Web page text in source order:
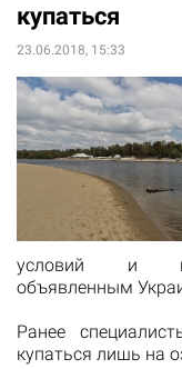
купаться
23.06.2018, 15:33
условий и
объявленным
Ранее
купаться лишь на